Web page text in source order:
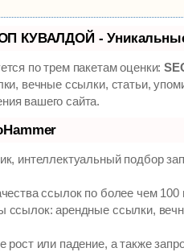
КУВАЛДОЙ -
по трем пакетам оценки:
вечные ссылки, статьи,
вашего сайта.
интеллектуальный подбор
ссылок по более чем
арендные ссылки,
рост или падение, а также